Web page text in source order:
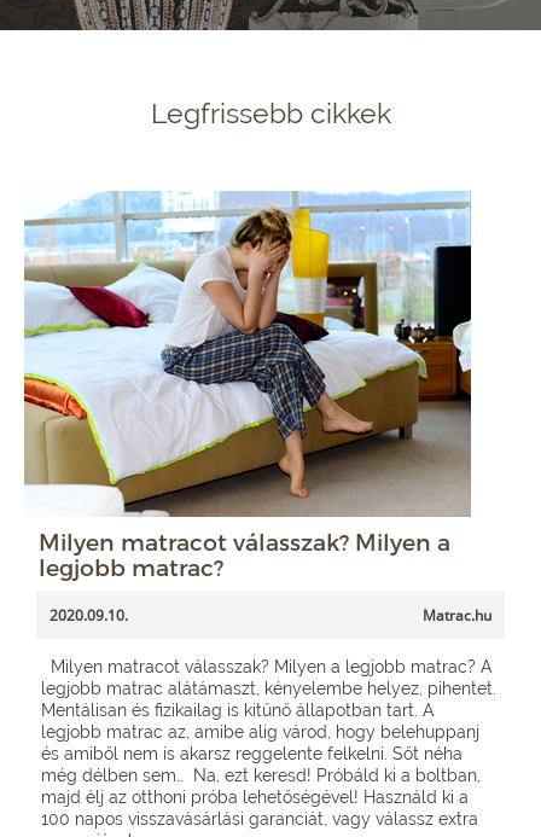
Legfrissebb cikkek
Milyen matracot válasszak? Milyen a
legjobb matrac?
2020.09.10. Matrac.hu
Milyen matracot válasszak? Milyen a legjobb matrac? A
legjobb matrac alátámaszt, kényelembe helyez, pihentet.
Mentálisan és fizikailag is kitűnő állapotban tart. A
legjobb matrac az, amibe alig várod, hogy belehuppanj
és amiből nem is akarsz reggelente felkelni. Sőt néha
még délben sem… Na, ezt keresd! Próbáld ki a boltban,
majd élj az otthoni próba lehetőségével! Használd ki a
100 napos visszavásárlási garanciát, vagy válassz extra